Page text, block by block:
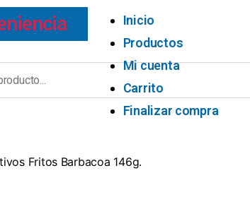
Inicio
Productos
Mi cuenta
Carrito
Finalizar compra
Fritos Barbacoa 146g.